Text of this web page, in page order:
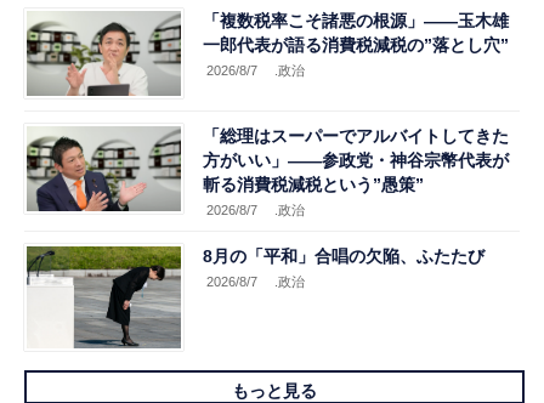
「複数税率こそ諸悪の根源」――玉木雄
一郎代表が語る消費税減税の”落とし穴”
2026/8/7 .政治
「総理はスーパーでアルバイトしてきた
方がいい」――参政党・神谷宗幣代表が
斬る消費税減税という”愚策”
2026/8/7 .政治
8月の「平和」合唱の欠陥、ふたたび
2026/8/7 .政治
もっと見る